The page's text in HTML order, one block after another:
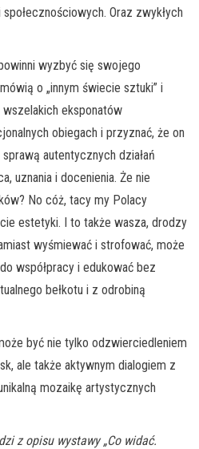
Oraz zwykłych
wyzbyć się swojego
o „innym świecie sztuki” i
eksponatów
obiegach i przyznać, że on
autentycznych działań
uznania i docenienia. Że nie
No cóż, tacy my Polacy
estetyki. I to także wasza, drodzy
wyśmiewać i strofować, może
współpracy i edukować bez
bełkotu i z odrobiną
być nie tylko odzwierciedleniem
ale także aktywnym dialogiem z
mozaikę artystycznych
z opisu wystawy „Co widać.